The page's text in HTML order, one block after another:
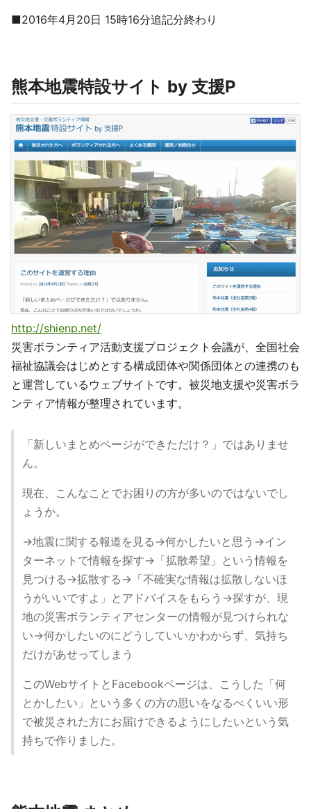
■2016年4月20日 15時16分追記分終わり
熊本地震特設サイト by 支援P
http://shienp.net/
災害ボランティア活動支援プロジェクト会議が、全国社会
福祉協議会はじめとする構成団体や関係団体との連携のも
と運営しているウェブサイトです。被災地支援や災害ボラ
ンティア情報が整理されています。
「新しいまとめページができただけ？」ではありませ
ん。
現在、こんなことでお困りの方が多いのではないでし
ょうか。
→地震に関する報道を見る→何かしたいと思う→イン
ターネットで情報を探す→「拡散希望」という情報を
見つける→拡散する→「不確実な情報は拡散しないほ
うがいいですよ」とアドバイスをもらう→探すが、現
地の災害ボランティアセンターの情報が見つけられな
い→何かしたいのにどうしていいかわからず、気持ち
だけがあせってしまう
このWebサイトとFacebookページは、こうした「何
とかしたい」という多くの方の思いをなるべくいい形
で被災された方にお届けできるようにしたいという気
持ちで作りました。